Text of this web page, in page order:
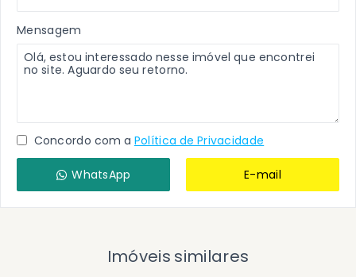
Mensagem
Concordo com a Política de Privacidade
WhatsApp E-mail
Imóveis similares